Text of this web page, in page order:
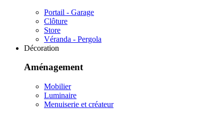
Portail - Garage
Clôture
Store
Véranda - Pergola
Décoration
Aménagement
Mobilier
Luminaire
Menuiserie et créateur